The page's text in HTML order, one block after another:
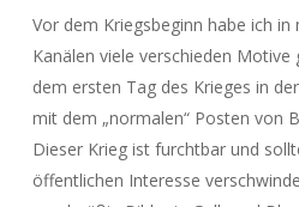
Vor dem Kriegsbeginn habe ich in
Kanälen viele verschieden
dem ersten Tag des Krieges in
mit dem „normalen“ Posten von
Dieser Krieg ist furchtbar und
öffentlichen Interesse